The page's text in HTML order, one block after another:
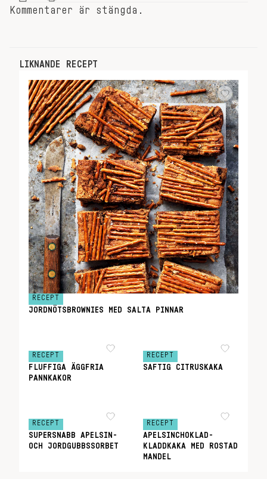
Kommentarer är stängda.
LIKNANDE RECEPT
RECEPT
JORDNÖTSBROWNIES MED SALTA PINNAR
RECEPT
FLUFFIGA ÄGGFRIA
PANNKAKOR
RECEPT
SAFTIG CITRUSKAKA
RECEPT
SUPERSNABB APELSIN-
OCH JORDGUBBSSORBET
RECEPT
APELSINCHOKLAD-
KLADDKAKA MED ROSTAD
MANDEL